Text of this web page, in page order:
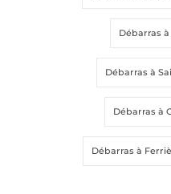
Débarras
Débarras à
Débarras à
Débarras à